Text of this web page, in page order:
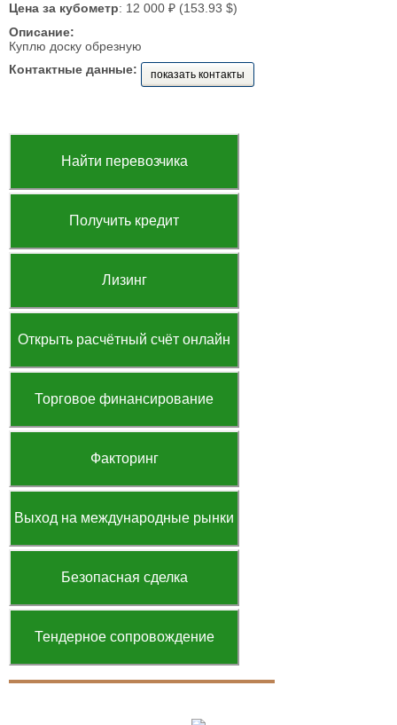
Цена за кубометр: 12 000 ₽ (153.93 $)
Описание:
Куплю доску обрезную
Контактные данные:
показать контакты
Найти перевозчика
Получить кредит
Лизинг
Открыть расчётный счёт онлайн
Торговое финансирование
Факторинг
Выход на международные рынки
Безопасная сделка
Тендерное сопровождение